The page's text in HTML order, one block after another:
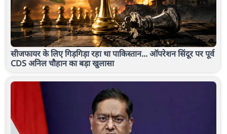
सीजफायर के लिए गिड़गिड़ा रहा था पाकिस्तान... ऑपरेशन सिंदूर पर पूर्व
CDS अनिल चौहान का बड़ा खुलासा